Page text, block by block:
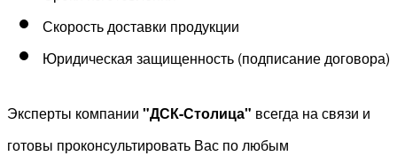
Скорость доставки продукции
Юридическая защищенность (подписание договора)
Эксперты компании "ДСК-Столица" всегда на связи и
готовы проконсультировать Вас по любым